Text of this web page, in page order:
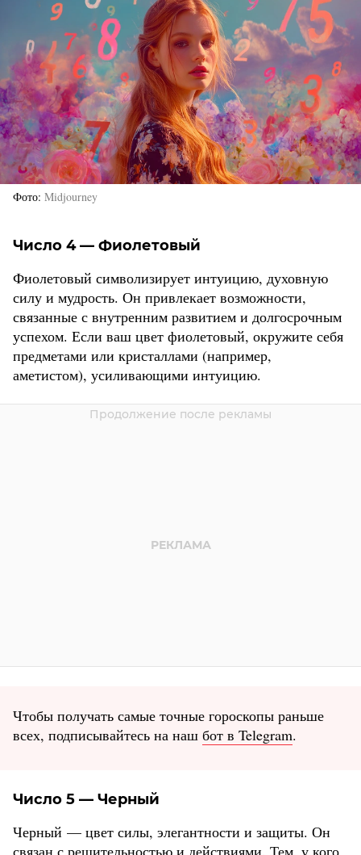
Фото Midjourney
Число 4 — Фиолетовый
Фиолетовый символизирует интуицию, духовную
силу и мудрость. Он привлекает возможности,
связанные с внутренним развитием и долгосрочным
успехом. Если ваш цвет фиолетовый, окружите себя
предметами или кристаллами (например,
аметистом), усиливающими интуицию.
Чтобы получать самые точные гороскопы раньше
всех, подписывайтесь на наш бот в Telegram.
Число 5 — Черный
Черный — цвет силы, элегантности и защиты. Он